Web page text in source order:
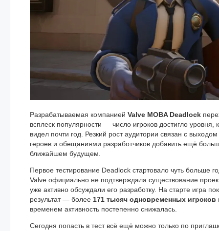
Разрабатываемая компанией Valve MOBA Deadlock
всплеск популярности — число игроков достигло уровня,
видел почти год. Резкий рост аудитории связан с
героев и обещаниями разработчиков добавить ещё
ближайшем будущем.
Первое тестирование Deadlock стартовало чуть больше
Valve официально не подтверждала существование
уже активно обсуждали его разработку. На старте игра
результат — более 171 тысяч одновременных игроков
временем активность постепенно снижалась.
Сегодня попасть в тест всё ещё можно только по